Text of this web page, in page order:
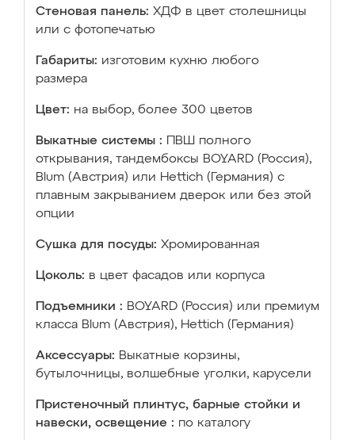
Стеновая панель: ХДФ в цвет столешницы
или с фотопечатью
Габариты: изготовим кухню любого
размера
Цвет: на выбор, более 300 цветов
Выкатные системы :
ПВШ полного
открывания, тандембоксы BOYARD (Россия),
Blum (Австрия) или Hettich (Германия) с
плавным закрыванием дверок или без этой
опции
Сушка для посуды: Хромированная
Цоколь: в цвет фасадов или корпуса
Подъемники : BOYARD (Россия) или премиум
класса Blum (Австрия), Hettich (Германия)
Аксессуары: Выкатные корзины,
бутылочницы, волшебные уголки, карусели
Пристеночный плинтус, барные стойки и
навески, освещение : по каталогу